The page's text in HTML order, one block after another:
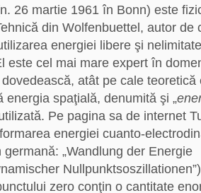
26 martie 1961 în Bonn) este
din Wolfenbuettel, autor de
energiei libere şi
este cel mai mare expert în
atât pe cale teoretică
energia spaţială, denumită şi „
Pe pagina sa de internet
energiei cuanto-
germană: „Wandlung der Energie
zero conţin o cantitate